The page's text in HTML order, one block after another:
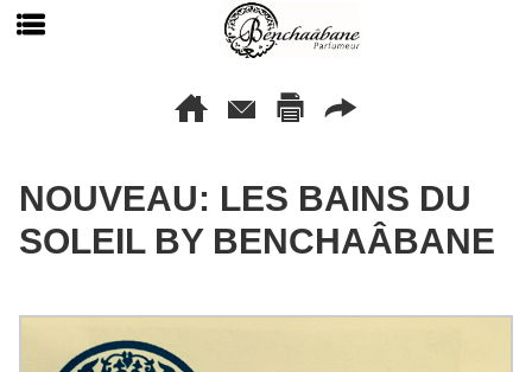
NOUVEAU: LES BAINS DU
SOLEIL BY BENCHAÂBANE